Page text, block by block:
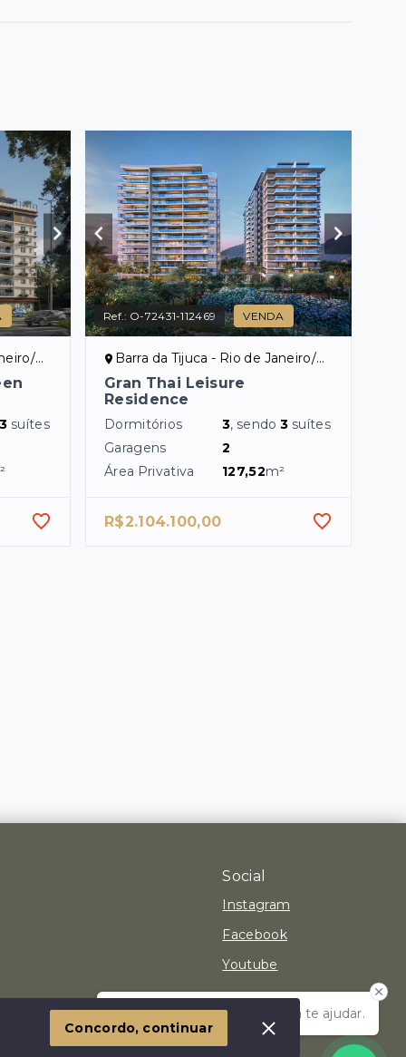
RJ
3 suítes
Ref.: O-72431-112469 VENDA
Barra da Tijuca - Rio de Janeiro/RJ
Gran Thai Leisure
Residence
Dormitórios 3, sendo3 suítes
Garagens
2
Área Privativa
127,52m²
R$2.104.100,00
Olá! Estamos disponíveis para te ajudar.
Social
Instagram
Facebook
Youtube
Concordo, continuar